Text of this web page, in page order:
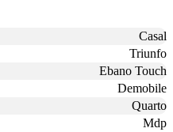
Casal
Triunfo
Ebano Touch
Demobile
Quarto
Mdp